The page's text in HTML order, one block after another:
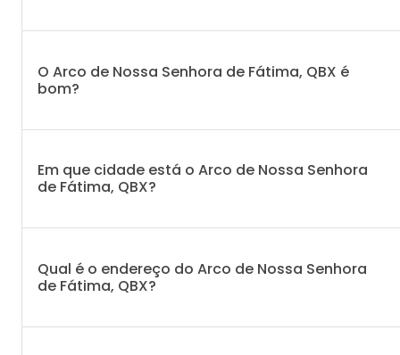
O Arco de Nossa Senhora de Fátima, QBX é
bom?
Em que cidade está o Arco de Nossa Senhora
de Fátima, QBX?
Qual é o endereço do Arco de Nossa Senhora
de Fátima, QBX?